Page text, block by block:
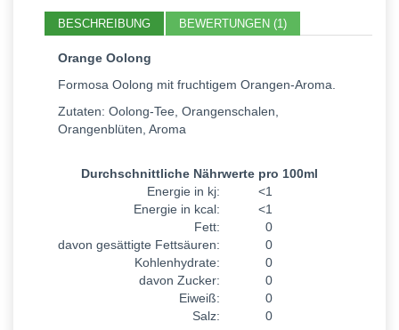
BESCHREIBUNG BEWERTUNGEN (1)
Orange Oolong
Formosa Oolong mit fruchtigem Orangen-Aroma.
Zutaten: Oolong-Tee, Orangenschalen,
Orangenblüten, Aroma
Durchschnittliche Nährwerte pro 100ml
Energie in kj:
<1
Energie in kcal:
<1
Fett:
0
davon gesättigte Fettsäuren:
0
Kohlenhydrate:
0
davon Zucker:
0
Eiweiß:
0
Salz:
0